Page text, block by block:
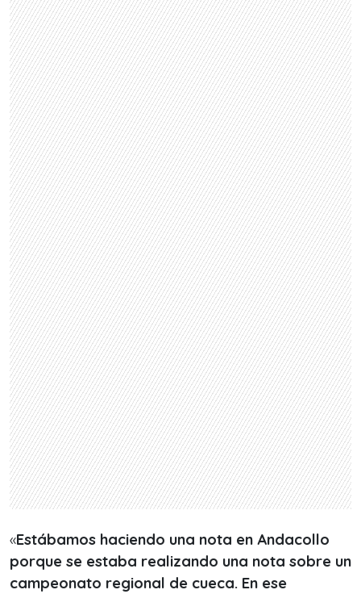
«Estábamos haciendo una nota en Andacollo
porque se estaba realizando una nota sobre un
campeonato regional de cueca. En ese